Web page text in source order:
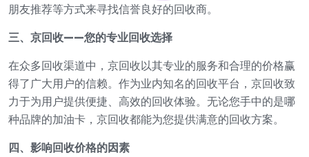
朋友推荐等方式来寻找信誉良好的回收商。
三、京回收——您的专业回收选择
在众多回收渠道中，京回收以其专业的服务和合理的价格赢
得了广大用户的信赖。作为业内知名的回收平台，京回收致
力于为用户提供便捷、高效的回收体验。无论您手中的是哪
种品牌的加油卡，京回收都能为您提供满意的回收方案。
四、影响回收价格的因素